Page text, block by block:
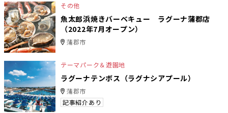
その他
魚太郎浜焼きバーベキュー ラグーナ蒲郡店
（2022年7月オープン）
蒲郡市
テーマパーク＆遊園地
ラグーナテンボス（ラグナシアプール）
蒲郡市
記事紹介あり